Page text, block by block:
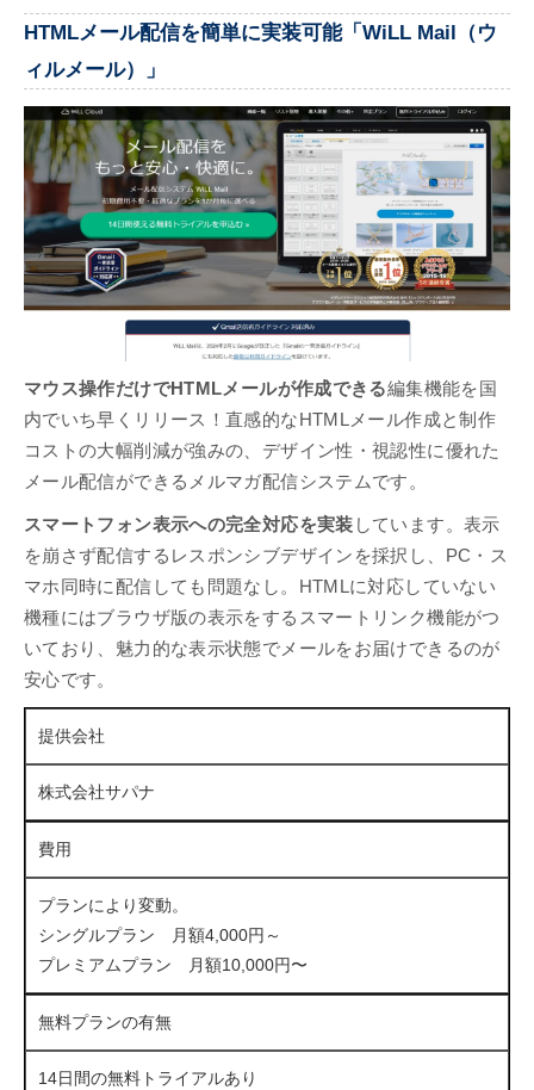
HTMLメール配信を簡単に実装可能「WiLL Mail（ウ
ィルメール）」
マウス操作だけでHTMLメールが作成できる編集機能を国
内でいち早くリリース！直感的なHTMLメール作成と制作
コストの大幅削減が強みの、デザイン性・視認性に優れた
メール配信ができるメルマガ配信システムです。
スマートフォン表示への完全対応を実装 しています。表示
を崩さず配信するレスポンシブデザインを採択し、PC・ス
マホ同時に配信しても問題なし。HTMLに対応していない
機種にはブラウザ版の表示をするスマートリンク機能がつ
いており、魅力的な表示状態でメールをお届けできるのが
安心です。
提供会社
株式会社サパナ
費用
プランにより変動。
シングルプラン 月額4,000円～
プレミアムプラン 月額10,000円〜
無料プランの有無
14日間の無料トライアルあり